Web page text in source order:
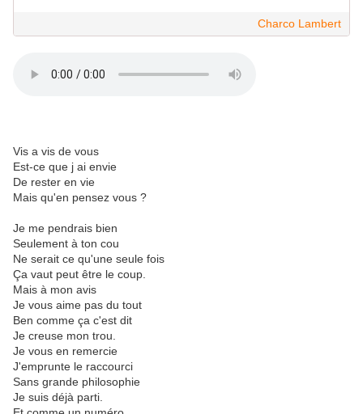
Charco Lambert
Vis a vis de vous
Est-ce que j ai envie
De rester en vie
Mais qu'en pensez vous ?
Je me pendrais bien
Seulement à ton cou
Ne serait ce qu'une seule fois
Ça vaut peut être le coup.
Mais à mon avis
Je vous aime pas du tout
Ben comme ça c'est dit
Je creuse mon trou.
Je vous en remercie
J'emprunte le raccourci
Sans grande philosophie
Je suis déjà parti.